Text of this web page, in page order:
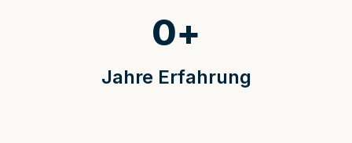
Jahre Erfahrung
0+